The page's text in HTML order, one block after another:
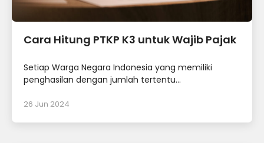
Cara Hitung PTKP K3 untuk Wajib Pajak
Setiap Warga Negara Indonesia yang memiliki
penghasilan dengan jumlah tertentu...
26 Jun 2024